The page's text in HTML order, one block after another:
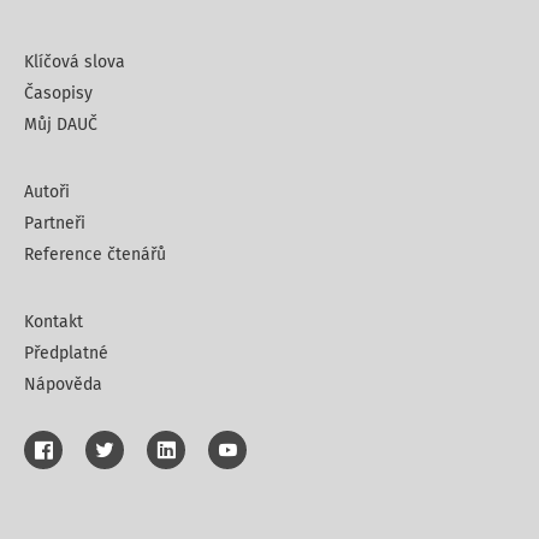
Klíčová slova
Časopisy
Můj DAUČ
Autoři
Partneři
Reference čtenářů
Kontakt
Předplatné
Nápověda